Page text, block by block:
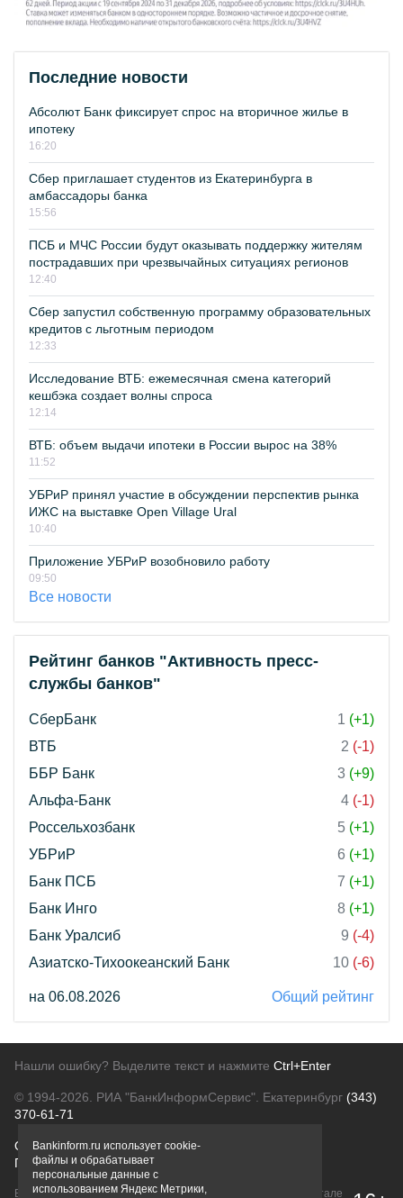
Последние новости
Абсолют Банк фиксирует спрос на вторичное жилье в
ипотеку
16:20
Сбер приглашает студентов из Екатеринбурга в
амбассадоры банка
15:56
ПСБ и МЧС России будут оказывать поддержку жителям
пострадавших при чрезвычайных ситуациях регионов
12:40
Сбер запустил собственную программу образовательных
кредитов с льготным периодом
12:33
Исследование ВТБ: ежемесячная смена категорий
кешбэка создает волны спроса
12:14
ВТБ: объем выдачи ипотеки в России вырос на 38%
11:52
УБРиР принял участие в обсуждении перспектив рынка
ИЖС на выставке Open Village Ural
10:40
Приложение УБРиР возобновило работу
09:50
Все новости
Рейтинг банков "Активность пресс-
службы банков"
СберБанк 1 (+1)
ВТБ
2 (-1)
ББР Банк
3 (+9)
Альфа-Банк
4 (-1)
Россельхозбанк
5 (+1)
УБРиР
6 (+1)
Банк ПСБ
7 (+1)
Банк Инго
8 (+1)
Банк Уралсиб
9 (-4)
Азиатско-Тихоокеанский Банк
10 (-6)
на 06.08.2026 Общий рейтинг
Нашли ошибку? Выделите текст и нажмите Ctrl+Enter
© 1994-2026. РИА "БанкИнформСервис". Екатеринбург (343)
370-61-71
О проектеПолитика конфиденциальности
Правовая информацияДля рекламодателей
Вся информация о продуктах банков, размещенная на портале
Bankinform.ru использует cookie-
файлы и обрабатывает
персональные данные с
использованием Яндекс Метрики,